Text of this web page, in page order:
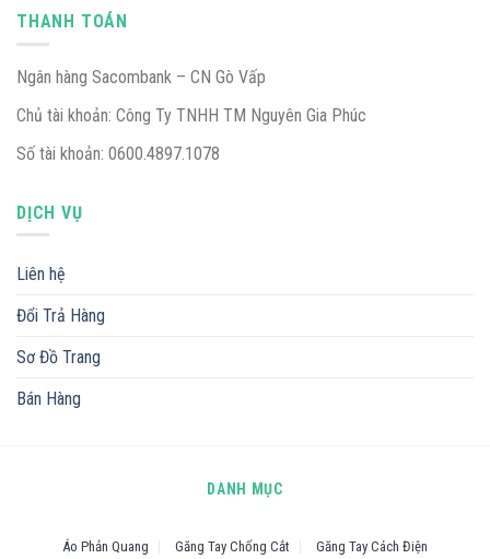
THANH TOÁN
Ngân hàng Sacombank – CN Gò Vấp
Chủ tài khoản: Công Ty TNHH TM Nguyên Gia Phúc
Số tài khoản: 0600.4897.1078
DỊCH VỤ
Liên hệ
Đổi Trả Hàng
Sơ Đồ Trang
Bán Hàng
DANH MỤC
Áo Phản Quang Găng Tay Chống Cắt Găng Tay Cách Điện